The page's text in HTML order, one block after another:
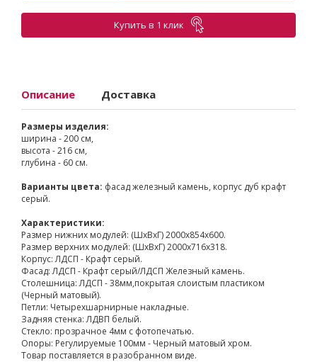
Купить в 1 клик
Описание Доставка
Размеры изделия:
ширина - 200 см,
высота - 216 см,
глубина - 60 см.
Варианты цвета: фасад железный камень, корпус дуб крафт
серый.
Характеристики:
Размер нижних модулей: (ШхВхГ) 2000х854х600.
Размер верхних модулей: (ШхВхГ) 2000х716х318.
Корпус: ЛДСП - Крафт серый.
Фасад: ЛДСП - Крафт серый/ЛДСП Железный камень.
Столешница: ЛДСП - 38мм,покрытая слоистым пластиком
(Черный матовый).
Петли: Четырехшарнирные накладные.
Задняя стенка: ЛДВП белый.
Стекло: прозрачное 4мм с фотопечатью.
Опоры: Регулируемые 100мм - Черный матовый хром.
Товар поставляется в разобранном виде.